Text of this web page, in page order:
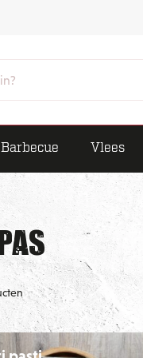
Barbecue Vlees